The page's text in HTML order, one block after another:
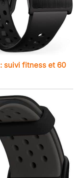
suivi fitness et 60